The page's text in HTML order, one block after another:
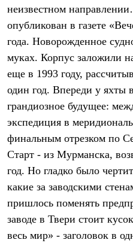
Брюки
Куртки
Брюки
Термобелье
Теплое термобелье
Среднее термобелье
Легкое термобелье
Лёгкая одежда
Футболки
Рубашки
Толстовки
Брюки
Шорты
Женская одежда
Утепленная пухом
Брюки
Жилеты
Утепленная синтетикой
неизвестном
опубликован в газете
года. Новорожденное
муках. Корпус заложили
еще в 1993 году,
один год. Впереди у яхты
грандиозное будущее:
экспедиция в
финальным отрезком по
Старт - из Мурманска,
год. Но гладко было
какие за заводскими
пришлось поменять
заводе в Твери стоит
весь мир» - заголовок в